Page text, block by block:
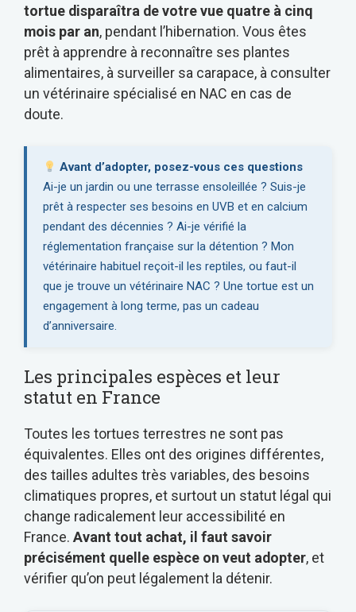
tortue disparaîtra de votre vue quatre à cinq
mois par an, pendant l’hibernation. Vous êtes
prêt à apprendre à reconnaître ses plantes
alimentaires, à surveiller sa carapace, à consulter
un vétérinaire spécialisé en NAC en cas de
doute.
Avant d’adopter, posez-vous ces questions
Ai-je un jardin ou une terrasse ensoleillée ? Suis-je
prêt à respecter ses besoins en UVB et en calcium
pendant des décennies ? Ai-je vérifié la
réglementation française sur la détention ? Mon
vétérinaire habituel reçoit-il les reptiles, ou faut-il
que je trouve un vétérinaire NAC ? Une tortue est un
engagement à long terme, pas un cadeau
d’anniversaire.
Les principales espèces et leur
statut en France
Toutes les tortues terrestres ne sont pas
équivalentes. Elles ont des origines différentes,
des tailles adultes très variables, des besoins
climatiques propres, et surtout un statut légal qui
change radicalement leur accessibilité en
France. Avant tout achat, il faut savoir
précisément quelle espèce on veut adopter, et
vérifier qu’on peut légalement la détenir.